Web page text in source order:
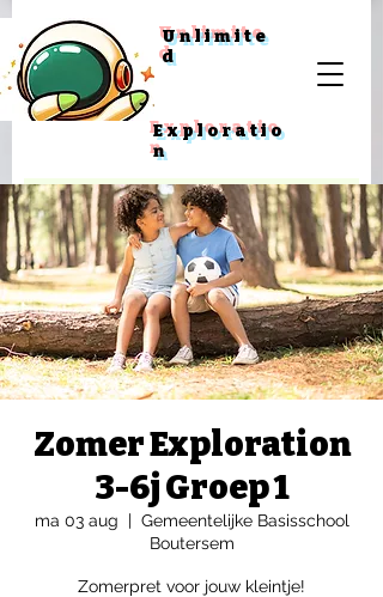
Unlimite
d
Exploratio
n
Zomer Exploration
3-6j Groep 1
ma 03 aug
  |
Gemeentelijke Basisschool
Boutersem
Zomerpret voor jouw kleintje!